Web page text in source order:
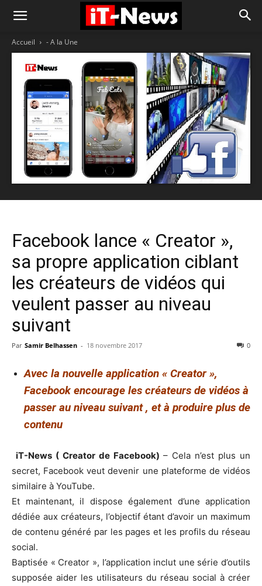
Accueil - A la Une
Facebook lance « Creator »,
sa propre application ciblant
les créateurs de vidéos qui
veulent passer au niveau
suivant
Par Samir Belhassen - 18 novembre 2017 0
Avec la nouvelle application « Creator »,
Facebook encourage les créateurs de vidéos à
passer au niveau suivant , et à produire plus de
contenu
iT-News ( Creator de Facebook) – Cela n’est plus un
secret, Facebook veut devenir une plateforme de vidéos
similaire à YouTube.
Et maintenant, il dispose également d’une application
dédiée aux créateurs, l’objectif étant d’avoir un maximum
de contenu généré par les pages et les profils du réseau
social.
Baptisée « Creator », l’application inclut une série d’outils
supposée aider les utilisateurs du réseau social à créer